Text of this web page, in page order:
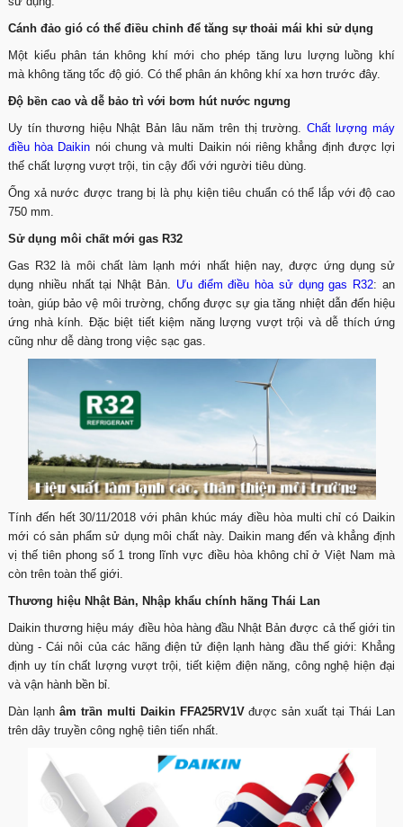
Cánh đảo gió có thể điều chỉnh để tăng sự thoải mái khi sử dụng
Một kiểu phân tán không khí mới cho phép tăng lưu lượng luồng khí
mà không tăng tốc độ gió. Có thể phân án không khí xa hơn trước đây.
Độ bền cao và dễ bảo trì với bơm hút nước ngưng
Uy tín thương hiệu Nhật Bản lâu năm trên thị trường. Chất lượng máy
điều hòa Daikin nói chung và multi Daikin nói riêng khẳng định được lợi
thế chất lượng vượt trội, tin cậy đối với người tiêu dùng.
Ống xả nước được trang bị là phụ kiện tiêu chuẩn có thể lắp với độ cao
750 mm.
Sử dụng môi chất mới gas R32
Gas R32 là môi chất làm lạnh mới nhất hiện nay, được ứng dụng sử
dụng nhiều nhất tại Nhật Bản. Ưu điểm điều hòa sử dụng gas R32: an
toàn, giúp bảo vệ môi trường, chống được sự gia tăng nhiệt dẫn đến hiệu
ứng nhà kính. Đặc biệt tiết kiệm năng lượng vượt trội và dễ thích ứng
cũng như dễ dàng trong việc sạc gas.
Tính đến hết 30/11/2018 với phân khúc máy điều hòa multi chỉ có Daikin
mới có sản phẩm sử dụng môi chất này. Daikin mang đến và khẳng định
vị thế tiên phong số 1 trong lĩnh vực điều hòa không chỉ ở Việt Nam mà
còn trên toàn thế giới.
Thương hiệu Nhật Bản, Nhập khẩu chính hãng Thái Lan
Daikin thương hiệu máy điều hòa hàng đầu Nhật Bản được cả thế giới tin
dùng - Cái nôi của các hãng điện tử điện lạnh hàng đầu thế giới: Khẳng
định uy tín chất lượng vượt trội, tiết kiệm điện năng, công nghệ hiện đại
và vận hành bền bỉ.
Dàn lạnh âm trần multi Daikin FFA25RV1Vđược sản xuất tại Thái Lan
trên dây truyền công nghệ tiên tiến nhất.